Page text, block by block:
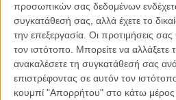
προσωπικών σας δεδομένων
συγκατάθεσή σας, αλλά έχετε το
την επεξεργασία. Οι προτιμήσεις
τον ιστότοπο. Μπορείτε να αλλάξετε
ανακαλέσετε τη συγκατάθεσή σας
επιστρέφοντας σε αυτόν τον
κουμπί "Απορρήτου" στο κάτω μέρος